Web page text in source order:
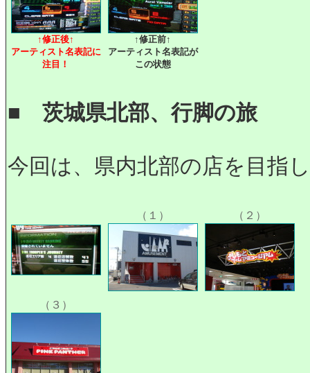
↑修正後↑
アーティスト名表記に
注目！
↑修正前↑
アーティスト名表記が
この状態
■ 茨城県北部、行脚の旅
今回は、県内北部の店を目指
（１） （２）
（３）